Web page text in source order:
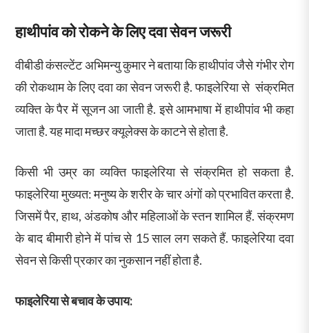
हाथीपांव को रोकने के लिए दवा सेवन जरूरी
वीबीडी कंसल्टेंट अभिमन्यु कुमार ने बताया कि हाथीपांव जैसे गंभीर रोग
की रोकथाम के लिए दवा का सेवन जरूरी है. फाइलेरिया से संक्रमित
व्यक्ति के पैर में सूजन आ जाती है. इसे आमभाषा में हाथीपांव भी कहा
जाता है. यह मादा मच्छर क्यूलेक्स के काटने से होता है.
किसी भी उम्र का व्यक्ति फाइलेरिया से संक्रमित हो सकता है.
फाइलेरिया मुख्यत: मनुष्य के शरीर के चार अंगों को प्रभावित करता है.
जिसमें पैर, हाथ, अंडकोष और महिलाओं के स्तन शामिल हैं. संक्रमण
के बाद बीमारी होने में पांच से 15 साल लग सकते हैं. फाइलेरिया दवा
सेवन से किसी प्रकार का नुकसान नहीं होता है.
फाइलेरिया से बचाव के उपाय: